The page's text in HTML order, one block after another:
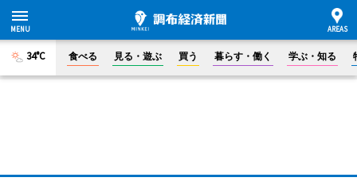
34°C 食べる 見る・遊ぶ 買う 暮らす・働く 学ぶ・知る